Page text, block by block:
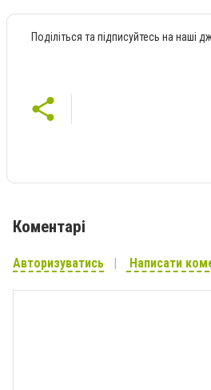
Поділіться та підписуйтесь на наші
Коментарі
Авторизуватись Написати